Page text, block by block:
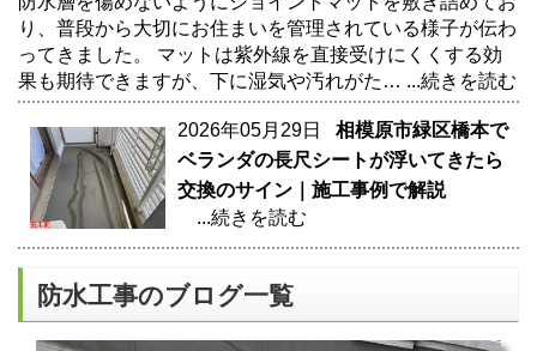
り、普段から大切にお住まいを管理されている様子が伝わ
ってきました。 マットは紫外線を直接受けにくくする効
果も期待できますが、下に湿気や汚れがた… ...続きを読む
2026年05月29日 相模原市緑区橋本で
ベランダの長尺シートが浮いてきたら
交換のサイン｜施工事例で解説
...続きを読む
防水工事のブログ一覧